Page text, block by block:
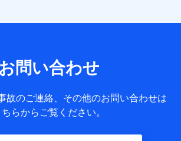
報）が含まれます。
として、保険契約者及び被保険者の氏
日、性別、保険契約者と被保険者の関係、
保険商品の内容、保険料、保険料のお支払
お問い合わせ
故のご連絡、その他のお問い合わせは
ちらからご覧ください。